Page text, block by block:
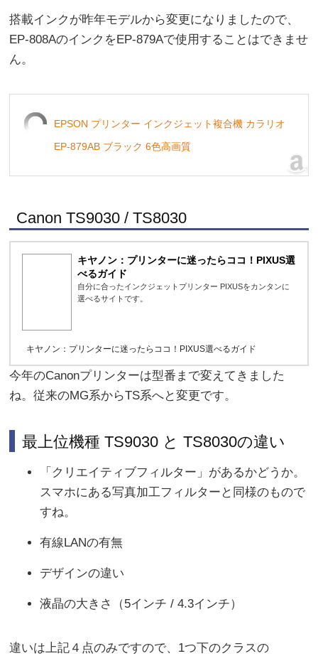
搭載インクが昨年モデルから変更になりましたので、
EP-808AのインクをEP-879Aで使用することはできませ
ん。
EPSON プリンター インクジェット複合機 カラリオ
EP-879AB ブラック 6色高画質
Canon TS9030 / TS8030
キヤノン：プリンターに迷ったらココ！PIXUS選
べるガイド
自分に合ったインクジェットプリンター PIXUSをカンタンに
選べるサイトです。
キヤノン：プリンターに迷ったらココ！PIXUS選べるガイド
今年のCanonプリンターは型番まで変えてきました
ね。従来のMG系からTS系へと変更です。
最上位機種 TS9030 と TS8030の違い
「クリエイティブフィルター」があるかどうか。
スマホにある写真加工フィルターと同様のもので
すね。
有線LANの有無
デザインの違い
液晶の大きさ（5インチ / 4.3インチ）
違いは上記４点のみですので、1つ下のクラスの